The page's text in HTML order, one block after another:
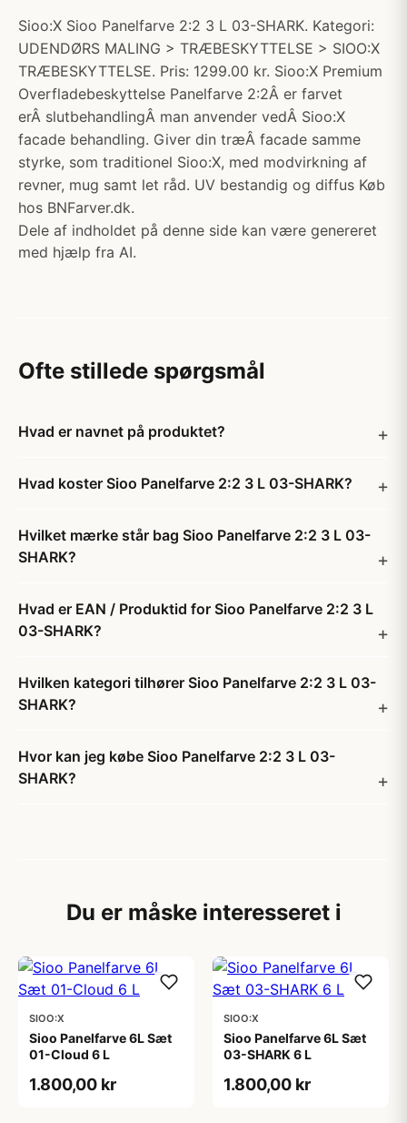
Sioo:X Sioo Panelfarve 2:2 3 L 03-SHARK. Kategori:
UDENDØRS MALING > TRÆBESKYTTELSE > SIOO:X
TRÆBESKYTTELSE. Pris: 1299.00 kr. Sioo:X Premium
Overfladebeskyttelse Panelfarve 2:2Â er farvet
erÂ slutbehandlingÂ man anvender vedÂ Sioo:X
facade behandling. Giver din træÂ facade samme
styrke, som traditionel Sioo:X, med modvirkning af
revner, mug samt let råd. UV bestandig og diffus Køb
hos BNFarver.dk.
Dele af indholdet på denne side kan være genereret
med hjælp fra AI.
Ofte stillede spørgsmål
Hvad er navnet på produktet?
Hvad koster Sioo Panelfarve 2:2 3 L 03-SHARK?
Hvilket mærke står bag Sioo Panelfarve 2:2 3 L 03-
SHARK?
Hvad er EAN / Produktid for Sioo Panelfarve 2:2 3 L
03-SHARK?
Hvilken kategori tilhører Sioo Panelfarve 2:2 3 L 03-
SHARK?
Hvor kan jeg købe Sioo Panelfarve 2:2 3 L 03-
SHARK?
Du er måske interesseret i
SIOO:X
Sioo Panelfarve 6L Sæt
01-Cloud 6 L
1.800,00 kr
SIOO:X
Sioo Panelfarve 6L Sæt
03-SHARK 6 L
1.800,00 kr